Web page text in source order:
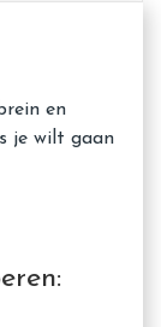
en
je wilt gaan